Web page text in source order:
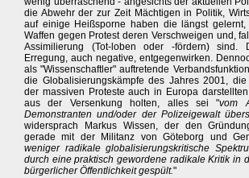
die Abwehr der zur Zeit Mächtigen in Politik,
auf einige Heißsporne haben die längst gelernt,
Waffen gegen Protest deren Verschweigen und,
Assimilierung (Tot-loben oder -fördern) sind.
Erregung, auch negative, entgegenwirken.
als "Wissenschaftler" auftretende
die Globalisierungskämpfe des Jahres 2001,
der massiven Proteste auch in Europa
aus der Versenkung holten, alles sei "vom
Demonstranten und/oder der Polizeigewalt
widersprach Markus Wissen, der den
gerade mit der Militanz von Göteborg und
weniger radikale globalisierungskritische
durch eine praktisch gewordene radikale Kritik in
bürgerlicher Öffentlichkeit gespült."